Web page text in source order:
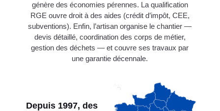
génère des économies pérennes. La qualification
RGE ouvre droit à des aides (crédit d’impôt, CEE,
subventions). Enfin, l’artisan organise le chantier —
devis détaillé, coordination des corps de métier,
gestion des déchets — et couvre ses travaux par
une garantie décennale.
Depuis 1997, des